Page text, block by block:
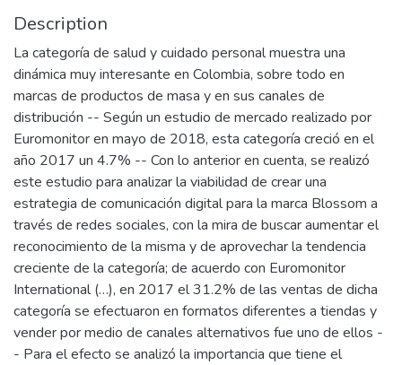
Description
La categoría de salud y cuidado personal muestra una
dinámica muy interesante en Colombia, sobre todo en
marcas de productos de masa y en sus canales de
distribución -- Según un estudio de mercado realizado por
Euromonitor en mayo de 2018, esta categoría creció en el
año 2017 un 4.7% -- Con lo anterior en cuenta, se realizó
este estudio para analizar la viabilidad de crear una
estrategia de comunicación digital para la marca Blossom a
través de redes sociales, con la mira de buscar aumentar el
reconocimiento de la misma y de aprovechar la tendencia
creciente de la categoría; de acuerdo con Euromonitor
International (…), en 2017 el 31.2% de las ventas de dicha
categoría se efectuaron en formatos diferentes a tiendas y
vender por medio de canales alternativos fue uno de ellos -
- Para el efecto se analizó la importancia que tiene el